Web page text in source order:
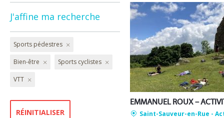
J'affine ma recherche
Sports pédestres
Bien-être Sports cyclistes
VTT
Saint-Sauveur-en-Rue -